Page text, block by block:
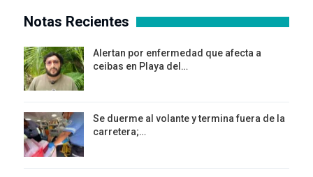
Notas Recientes
Alertan por enfermedad que afecta a
ceibas en Playa del…
Se duerme al volante y termina fuera de la
carretera;…